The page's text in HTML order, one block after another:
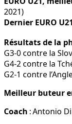
2021)
Dernier EURO U21
Résultats de la
G3-0 contre la
G4-2 contre la
G2-1 contre
Meilleur buteur
Coach : Antonio